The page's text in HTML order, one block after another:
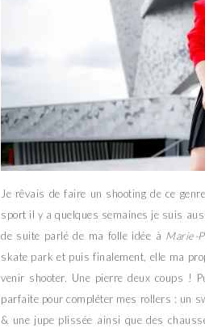
Je rêvais de faire un shooting de ce
sport il y a quelques semaines je suis
de suite parlé de ma folle idée à Marie-
skate park et puis finalement, elle ma
venir shooter. Une pierre deux coups !
parfaite pour compléter mes rollers : un
& une jupe plissée ainsi que des